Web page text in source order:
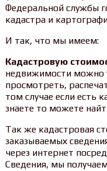
Федеральной службы
кадастра и
И так, что мы имеем:
Кадастровую
недвижимости можно
просмотреть,
том случае если есть
знаете то можете
Так же кадастровая
заказываемых
через интернет
Сведения, мы